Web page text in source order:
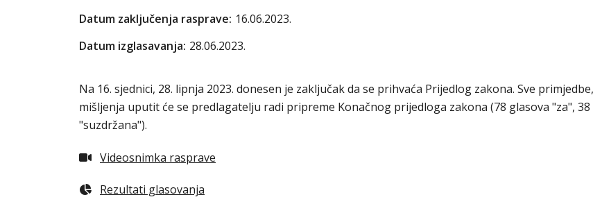
Datum zaključenja rasprave: 16.06.2023.
Datum izglasavanja: 28.06.2023.
Na 16. sjednici, 28. lipnja 2023. donesen je zaključak da se prihvaća Prijedlog zakona. Sve
mišljenja uputit će se predlagatelju radi pripreme Konačnog prijedloga zakona (78 glasova "za",
"suzdržana").
Videosnimka rasprave
Rezultati glasovanja